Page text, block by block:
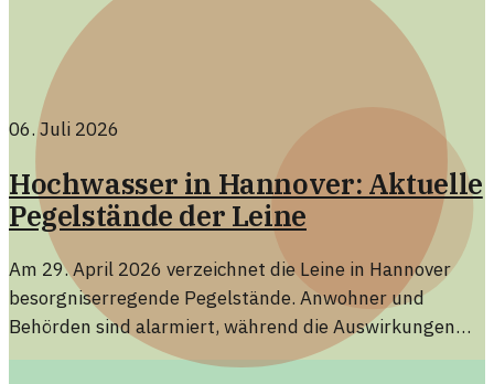
06. Juli 2026
Hochwasser in Hannover: Aktuelle
Pegelstände der Leine
Am 29. April 2026 verzeichnet die Leine in Hannover
besorgniserregende Pegelstände. Anwohner und
Behörden sind alarmiert, während die Auswirkungen
des Hochwassers spürbar werden.